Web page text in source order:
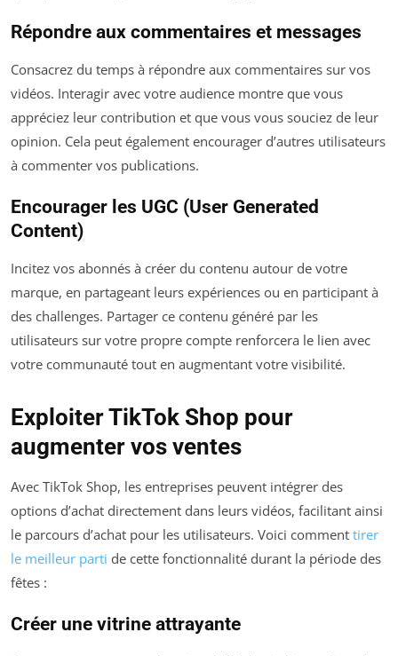
Répondre aux commentaires et messages
Consacrez du temps à répondre aux commentaires sur vos
vidéos. Interagir avec votre audience montre que vous
appréciez leur contribution et que vous vous souciez de leur
opinion. Cela peut également encourager d’autres utilisateurs
à commenter vos publications.
Encourager les UGC (User Generated
Content)
Incitez vos abonnés à créer du contenu autour de votre
marque, en partageant leurs expériences ou en participant à
des challenges. Partager ce contenu généré par les
utilisateurs sur votre propre compte renforcera le lien avec
votre communauté tout en augmentant votre visibilité.
Exploiter TikTok Shop pour
augmenter vos ventes
Avec TikTok Shop, les entreprises peuvent intégrer des
options d’achat directement dans leurs vidéos, facilitant ainsi
le parcours d’achat pour les utilisateurs. Voici comment tirer
le meilleur parti de cette fonctionnalité durant la période des
fêtes :
Créer une vitrine attrayante